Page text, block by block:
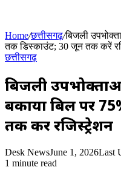
Home/छत्तीसगढ़/बिजली
तक डिस्काउंट; 30 जून तक करें
छत्तीसगढ़
बिजली
बकाया बिल पर
तक करें रजिस्ट्रेशन
Desk NewsJune 1, 2026Last
1 minute read